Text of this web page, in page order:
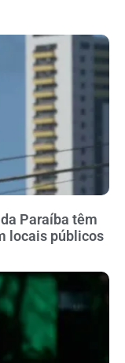
Paraíba têm
locais públicos